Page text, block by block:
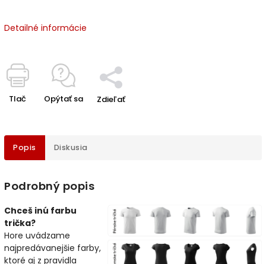
Detailné informácie
Tlač Opýtať sa Zdieľať
Popis Diskusia
Podrobný popis
Chceš inú farbu
trička?
Hore uvádzame
najpredávanejšie farby,
ktoré aj z pravidla